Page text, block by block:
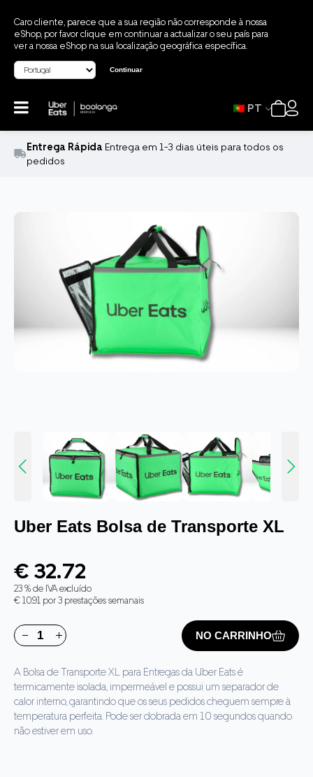
Caro cliente, parece que a sua região não corresponde à nossa
eShop, por favor clique em continuar a actualizar o seu país para
ver a nossa eShop na sua localização geográfica específica.
Continuar
PT
Entrega Rápida Entrega em 1-3 dias úteis para todos os
pedidos
Uber Eats Bolsa de Transporte XL
€ 32.72
23 % de IVA excluído
€ 10.91 por 3 prestações semanais
NO CARRINHO
A Bolsa de Transporte XL para Entregas da Uber Eats é
termicamente isolada, impermeável e possui um separador de
calor interno, garantindo que os seus pedidos cheguem sempre à
temperatura perfeita. Pode ser dobrada em 10 segundos quando
não estiver em uso.